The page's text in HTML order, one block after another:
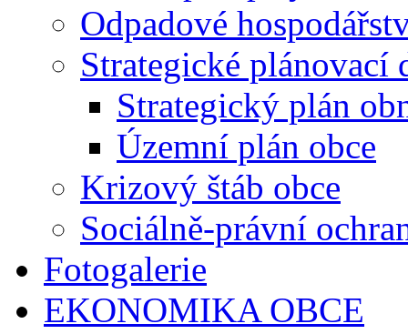
Odpadové
Strategické plánovací
Strategický plán
Územní plán obce
Krizový štáb obce
Sociálně-právní
Fotogalerie
EKONOMIKA OBCE